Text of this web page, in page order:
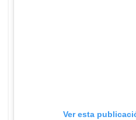
Ver esta